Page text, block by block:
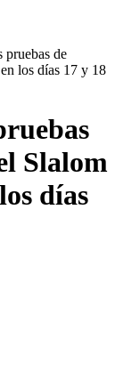
pruebas de
los días 17 y 18
Slalom
días